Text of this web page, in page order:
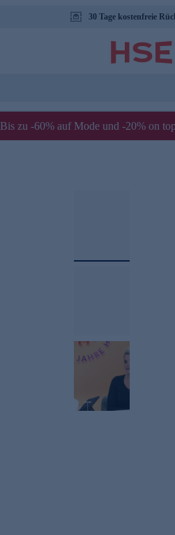
30 Tage kostenfreie
Bis zu -60% auf Mode und -20% on